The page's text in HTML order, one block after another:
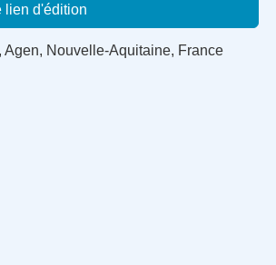
lien d'édition
Agen, Nouvelle-Aquitaine, France